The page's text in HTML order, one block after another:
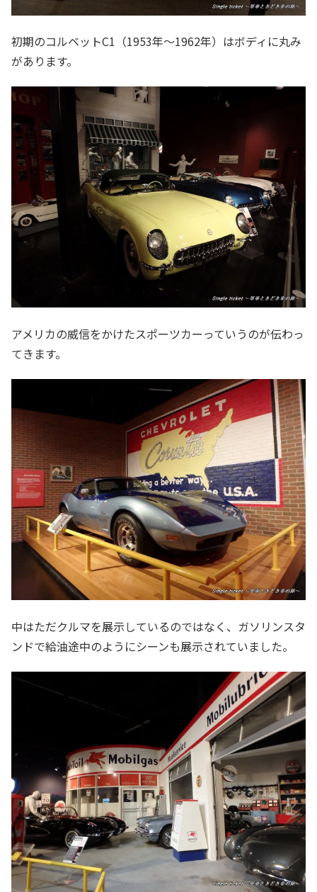
初期のコルベットC1（1953年～1962年）はボディに丸み
があります。
アメリカの威信をかけたスポーツカーっていうのが伝わっ
てきます。
中はただクルマを展示しているのではなく、ガソリンスタ
ンドで給油途中のようにシーンも展示されていました。